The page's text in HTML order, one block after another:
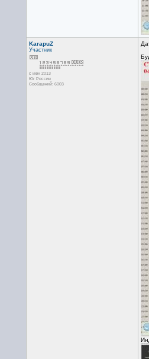
KarapuZ
Участник
с июн 2013
Юг России
Сообщений: 6003